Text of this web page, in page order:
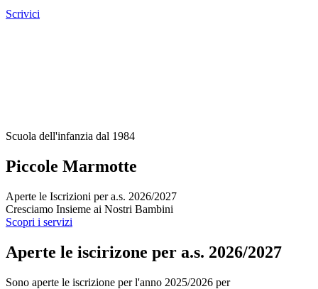
Scrivici
Scuola dell'infanzia dal 1984
Piccole Marmotte
Aperte le Iscrizioni per a.s. 2026/2027
Cresciamo Insieme ai Nostri Bambini
Scopri i servizi
Aperte le iscirizone per a.s. 2026/2027
Sono aperte le iscrizione per l'anno 2025/2026 per